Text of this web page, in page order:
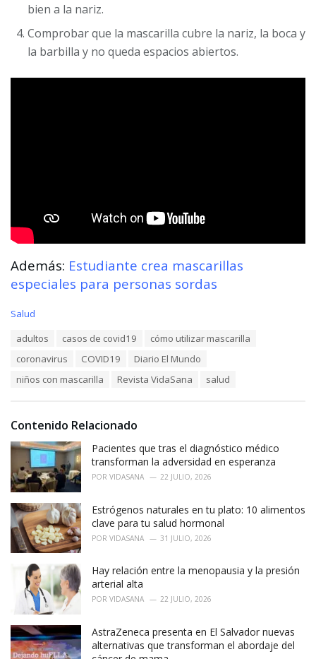
bien a la nariz.
Comprobar que la mascarilla cubre la nariz, la boca y
la barbilla y no queda espacios abiertos.
Además: Estudiante crea mascarillas
especiales para personas sordas
C
s
:
Salud
adultos casos de covid19
cómo utilizar mascarilla
coronavirus
COVID19
Diario El Mundo
niños con mascarilla
Revista VidaSana salud
Contenido Relacionado
Pacientes que tras el diagnóstico médico
transforman la adversidad en esperanza
POR VIDASANA 22 JULIO, 2026
Estrógenos naturales en tu plato: 10 alimentos
clave para tu salud hormonal
POR VIDASANA 31 JULIO, 2026
Hay relación entre la menopausia y la presión
arterial alta
POR VIDASANA 22 JULIO, 2026
AstraZeneca presenta en El Salvador nuevas
alternativas que transforman el abordaje del